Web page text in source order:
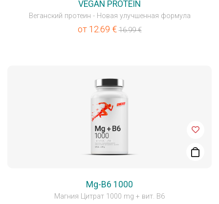
VEGAN PROTEIN
Веганский протеин - Новая улучшенная формула
от 12.69 €16.99€
Mg-B6 1000
Магния Цитрат 1000 mg + вит. B6